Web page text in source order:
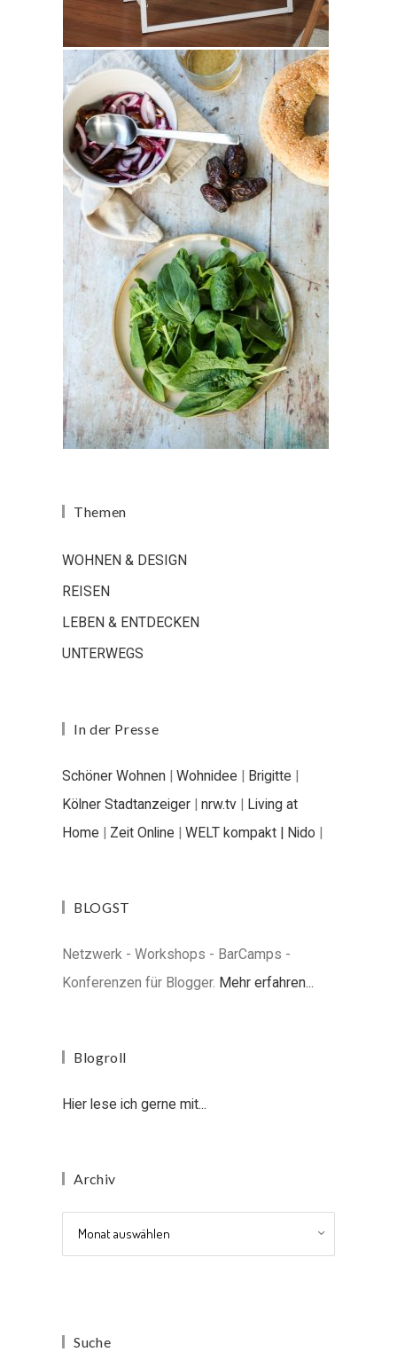
Themen
WOHNEN & DESIGN
REISEN
LEBEN & ENTDECKEN
UNTERWEGS
In der Presse
Schöner Wohnen | Wohnidee | Brigitte |
Kölner Stadtanzeiger | nrw.tv | Living at
Home | Zeit Online | WELT kompakt | Nido |
BLOGST
Netzwerk - Workshops - BarCamps -
Konferenzen für Blogger. Mehr erfahren...
Blogroll
Hier lese ich gerne mit...
Archiv
Suche